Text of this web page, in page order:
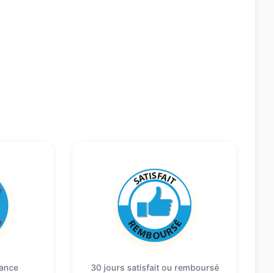
30 jours satisfait ou remboursé